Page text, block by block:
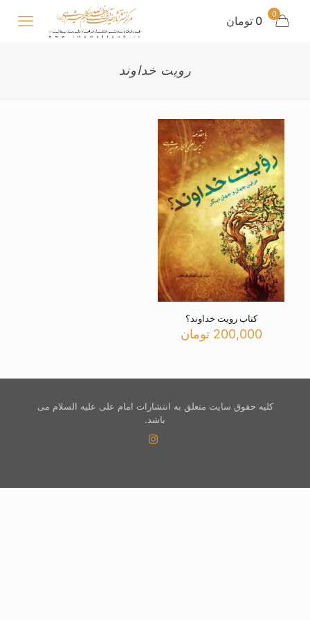
0 0 تومان
رویت خداوند
کتاب رویت خداوند؟
200,000 تومان
کلیه حقوق سایت متعلق به انتشارات امام علی علیه السلام می
باشد.